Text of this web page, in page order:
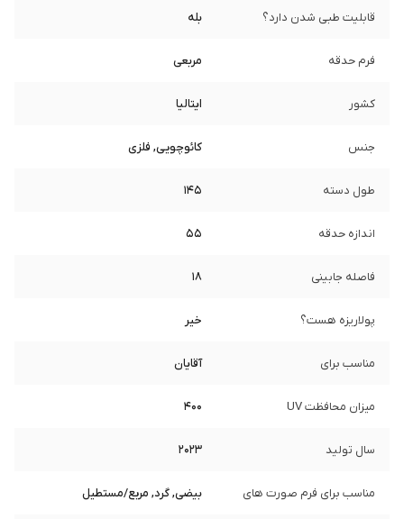
قابلیت طبی شدن دارد؟ بله
فرم حدقه مربعی
کشور ایتالیا
جنس کائوچویی, فلزی
طول دسته 145
اندازه حدقه 55
فاصله جابینی 18
پولاریزه هست؟ خیر
مناسب برای آقایان
میزان محافظت UV 400
سال تولید 2023
مناسب برای فرم صورت های بیضی, گرد, مربع/مستطیل